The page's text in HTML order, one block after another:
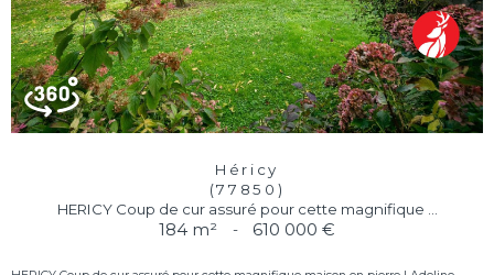
Héricy
(77850)
HERICY Coup de cur assuré pour cette magnifique ...
184 m² - 610 000 €